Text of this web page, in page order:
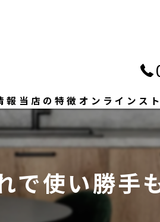
報 当店の特徴
ソファー
ダイニングセット
ベッド
オンラインス
で使い勝